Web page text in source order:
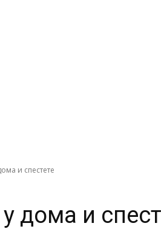
и спестете
дома и